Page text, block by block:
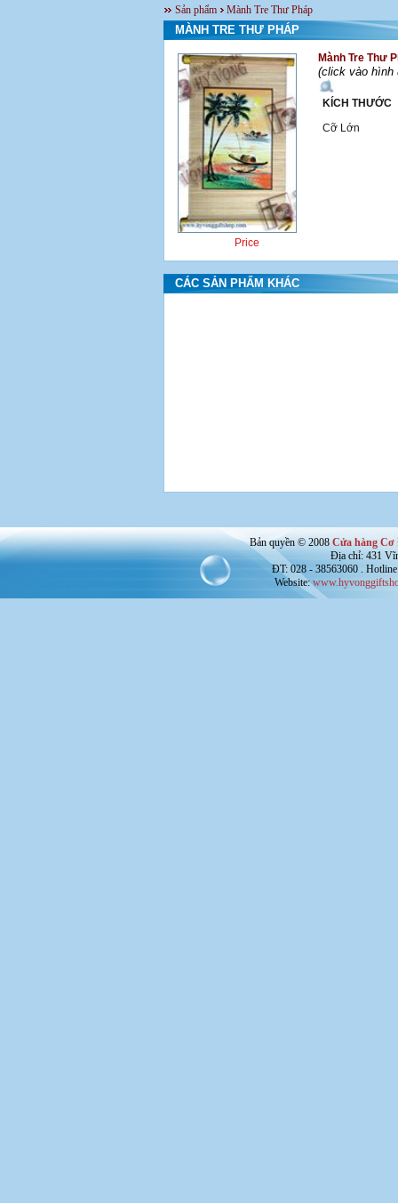
Sản phẩm Mành Tre Thư Pháp
MÀNH TRE THƯ PHÁP
Price
Mành Tre Thư
(click vào hình
KÍCH THƯỚC
Cỡ Lớn
CÁC SẢN PHẨM KHÁC
Bản quyền © 2008 Cửa hàng Cơ
Địa chỉ: 431
ĐT: 028 - 38563060 .
Website: